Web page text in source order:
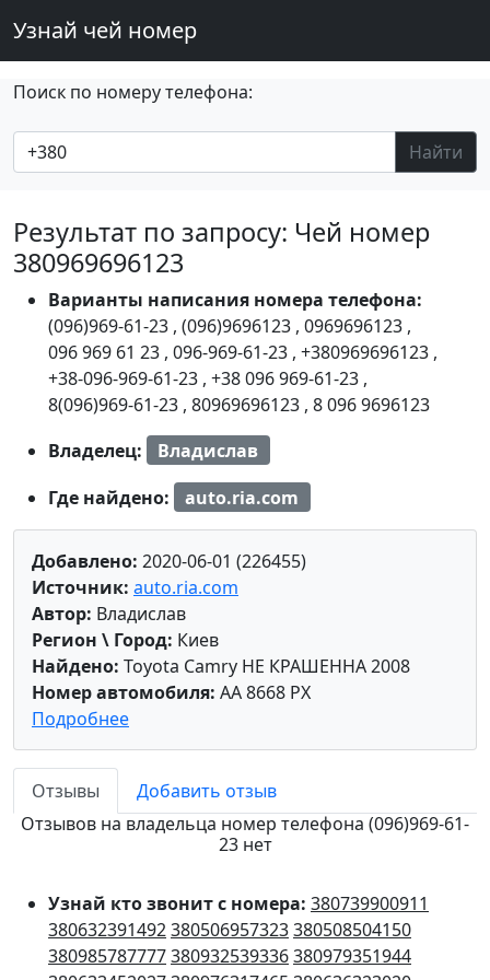
Узнай чей номер
Поиск по номеру телефона:
Найти
Результат по запросу: Чей номер
380969696123
Варианты написания номера телефона:
(096)969-61-23 , (096)9696123 , 0969696123 ,
096 969 61 23 , 096-969-61-23 , +380969696123 ,
+38-096-969-61-23 , +38 096 969-61-23 ,
8(096)969-61-23 , 80969696123 , 8 096 9696123
Владелец:
Владислав
Где найдено:
auto.ria.com
Добавлено: 2020-06-01 (226455)
Источник: auto.ria.com
Автор: Владислав
Регион \ Город: Киев
Найдено: Toyota Camry НЕ КРАШЕННА 2008
Номер автомобиля: AA 8668 PX
Подробнее
Отзывы
Добавить отзыв
Отзывов на владельца номер телефона (096)969-61-
23 нет
Узнай кто звонит с номера: 380739900911
380632391492380506957323380508504150
380985787777380932539336380979351944